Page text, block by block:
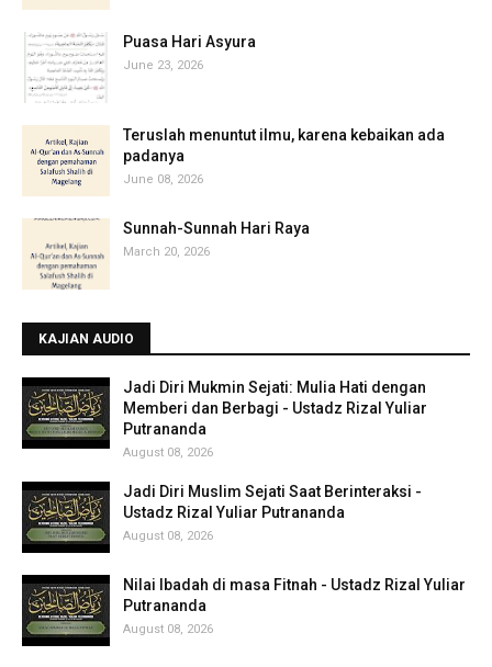
Puasa Hari Asyura
June 23, 2026
Teruslah menuntut ilmu, karena kebaikan ada
padanya
June 08, 2026
Sunnah-Sunnah Hari Raya
March 20, 2026
KAJIAN AUDIO
Jadi Diri Mukmin Sejati: Mulia Hati dengan
Memberi dan Berbagi - Ustadz Rizal Yuliar
Putrananda
August 08, 2026
Jadi Diri Muslim Sejati Saat Berinteraksi -
Ustadz Rizal Yuliar Putrananda
August 08, 2026
Nilai Ibadah di masa Fitnah - Ustadz Rizal Yuliar
Putrananda
August 08, 2026